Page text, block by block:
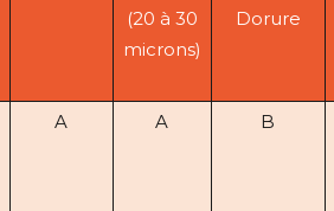
(20 à 30
microns)
Dorure
A A B